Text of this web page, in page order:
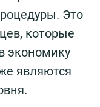
Это
которые
экономику
являются